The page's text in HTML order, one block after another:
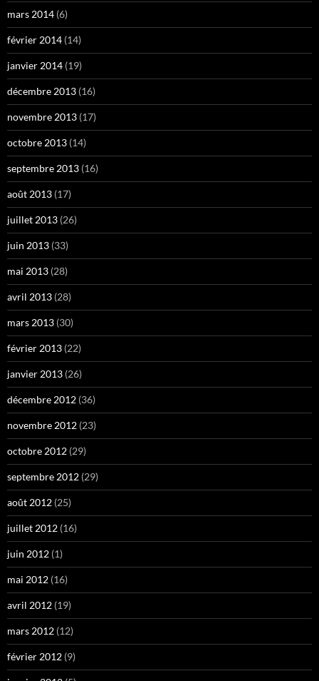
mars 2014 (6)
février 2014 (14)
janvier 2014 (19)
décembre 2013 (16)
novembre 2013 (17)
octobre 2013 (14)
septembre 2013 (16)
août 2013 (17)
juillet 2013 (26)
juin 2013 (33)
mai 2013 (28)
avril 2013 (28)
mars 2013 (30)
février 2013 (22)
janvier 2013 (26)
décembre 2012 (36)
novembre 2012 (23)
octobre 2012 (29)
septembre 2012 (29)
août 2012 (25)
juillet 2012 (16)
juin 2012 (1)
mai 2012 (16)
avril 2012 (19)
mars 2012 (12)
février 2012 (9)